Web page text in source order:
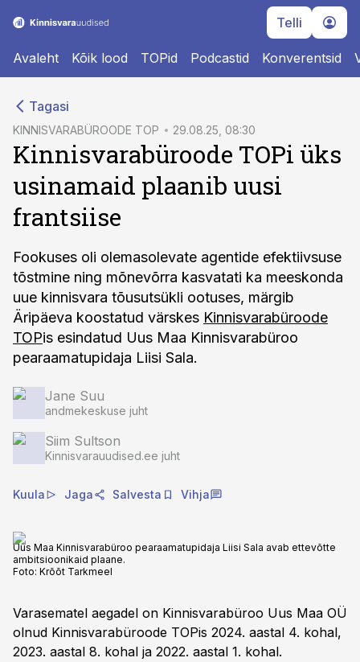
Telli
Avaleht Kõik lood TOPid Podcastid Konverentsid
Tagasi
KINNISVARABÜROODE TOP 29.08.25, 08:30
Kinnisvarabüroode TOPi üks
usinamaid plaanib uusi
frantsiise
Fookuses oli olemasolevate agentide efektiivsuse
tõstmine ning mõnevõrra kasvatati ka meeskonda
uue kinnisvara tõusutsükli ootuses, märgib
Äripäeva koostatud värskes Kinnisvarabüroode
TOPis esindatud Uus Maa Kinnisvarabüroo
pearaamatupidaja Liisi Sala.
Jane Suu
andmekeskuse juht
Siim Sultson
Kinnisvarauudised.ee juht
Kuula Jaga Salvesta Vihja
Uus Maa Kinnisvarabüroo pearaamatupidaja Liisi Sala avab ettevõtte
ambitsioonikaid plaane.
Foto: Krõõt Tarkmeel
Varasematel aegadel on Kinnisvarabüroo Uus Maa OÜ
olnud Kinnisvarabüroode TOPis 2024. aastal 4. kohal,
2023. aastal 8. kohal ja 2022. aastal 1. kohal.